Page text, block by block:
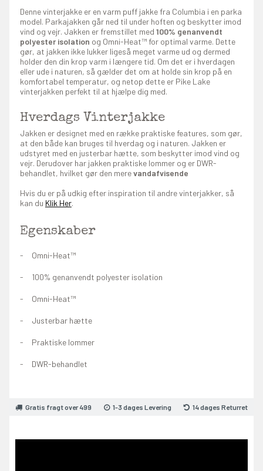
Denne vinterjakke er en varm puff jakke fra Columbia i en parka
model. Parkajakken går ned til under hoften og beskytter imod
vind og vejr. Jakken er fremstillet med 100% genanvendt
polyester isolation og Omni-Heat™ for optimal varme. Dette
gør, at jakken ikke lukker ligeså meget varme ud og dermed
holder den din krop varm i længere tid. Om det er i hverdagen
eller ude i naturen, så gælder det om at holde sin krop på en
komfortabel temperatur, og netop dette er Pike Lake
vinterjakken perfekt til at hjælpe dig med.
Hverdags Vinterjakke
Jakken er designet med en række praktiske features, som gør,
at den både kan bruges til hverdag og i naturen. Jakken er
udstyret med en justerbar hætte, som beskytter imod vind og
vejr. Derudover har jakken praktiske lommer og er DWR-
behandlet, hvilket gør den merevandafvisende
Hvis du er på udkig efter inspiration til andre vinterjakker, så
kan du Klik Her.
Egenskaber
Omni-Heat™
100% genanvendt polyester isolation
Omni-Heat™
Justerbar hætte
Praktiske lommer
DWR-behandlet
Gratis fragt over 499 1-3 dages Levering 14 dages Returret